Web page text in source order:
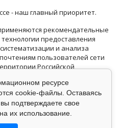
- наш главный приоритет.
рекомендательные
предоставления
и анализа
пользователей сети
Российской
г.Кемерово, ул.Кузбасская
ресурсе
cookie-файлы. Оставаясь
подтверждаете свое
на их использование.